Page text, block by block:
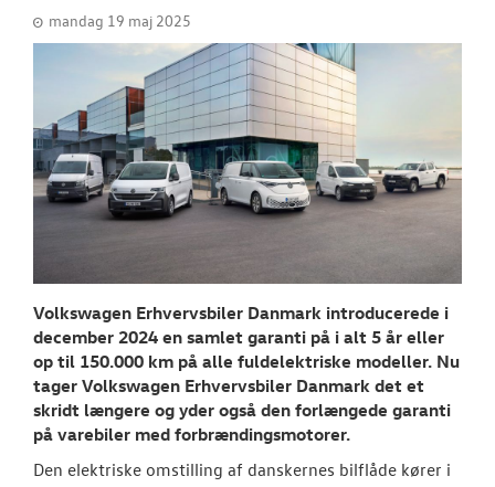
NYHEDER
Tilmeld dig
Danmarks
Aktuelt
OM OS
mandag 19 maj 2025
Volkswagen Erhvervsbiler Danmark introducerede i
december 2024 en samlet garanti på i alt 5 år eller
op til 150.000 km på alle fuldelektriske modeller. Nu
tager Volkswagen Erhvervsbiler Danmark det et
skridt længere og yder også den forlængede garanti
på varebiler med forbrændingsmotorer.
Den elektriske omstilling af danskernes bilflåde kører i